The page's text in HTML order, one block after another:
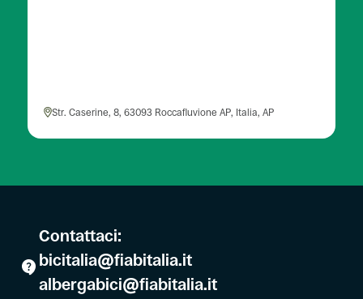
Str. Caserine, 8, 63093 Roccafluvione AP, Italia, AP
Contattaci:
bicitalia@fiabitalia.it
albergabici@fiabitalia.it